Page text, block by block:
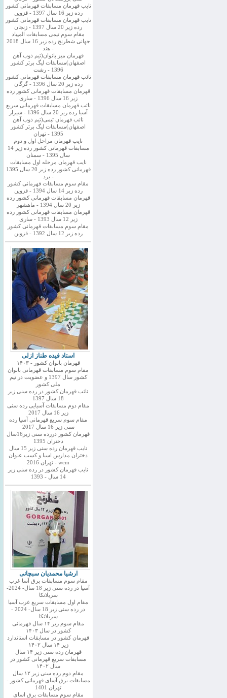
نایب قهرمان مسابقات قهرمانی کشور
رده زیر 16 سال 1397 - قزوین
نایب قهرمان مسابقات قهرمانی کشور
رده زیر 20 سال 1397 - زنجان
مقام سوم تیمی مسابقات المپیاد
جهانی شطرنج رده زیر 16 سال 2018
- هند
قهرمان میز بانوان(تیم ذوب آهن
اصفهان)مسابقات لیگ برتر کشور
1396 - رشت
نائب قهرمان مسابقات قهرمانی کشور
رده زیر 20 سال 1396 - گرگان
قهرمان مسابقات قهرمانی کشور رده
زیر 16 سال 1396 - ساری
نائب قهرمان مسابقات قهرمانی سریع
آسیا رده زیر 20 سال 1396 - شیراز
نائب قهرمان تیمی(تیم ذوب آهن
اصفهان)مسابقات لیگ برتر کشور
1395 - تهران
نایب قهرمان مراحل اول و دوم
مسابقات قهرمانی کشور رده زیر 14
سال 1395 - سمنان
نایب قهرمان مرحله اول مسابقات
قهرمانی کشور رده زیر 20 سال 1395
- یزد
مقام سوم مسابقات قهرمانی کشور
رده زیر 14 سال 1394 - قزوین
قهرمان مسابقات قهرمانی کشور رده
زیر 20 سال 1394 - ماهشهر
قهرمان مسابقات قهرمانی کشور رده
زیر 12 سال 1393 - ساری
مقام سوم مسابقات قهرمانی کشور
رده زیر 12 سال 1392 - قزوین
استاد فیده طناز ازلی
قهرمان بانوان کشور - ۱۴۰۳
مقام سوم مسابقات قهرمانی بانوان
کشور سال 1397 و عضویت در تیم
ملی کشور
نائب قهرمان کشور در رده سنی زیر
18 سال 1397
مقام دوم مسابقات آسیایی رده سنی
زیر 16 سال 2017
مقام سوم سریع قهرمانی آسیا رده
سنی زیر 16 سال 2017
قهرمان کشور دررده سنی زیر16سال
دختران 1395
نایب قهرمان رده سنی زیر 15 سال
دختران مدارس اسیا و کسب عنوان
wcm - تهران 2016
نایب قهرمان کشور در رده سنی زیر
14 سال - 1393
ارشیا محمدیان سبچانی
مقام سوم مسابقات برق آسا غرب
آسیا در رده سنی زیر 18 سال- 2024-
سریلانکا
مقام اول مسابقات سریع غرب آسیا
در رده سنی زیر 18 سال- 2024 -
سریلانکا
مقام سوم زیر ۱۴ سال قهرمانی
کشور در سال ۱۴۰۳
قهرمان کشور در مسابقات استاندارد
زیر ۱۴ سال ۱۴۰۲
قهرمان رده سنی زیر ۱۴ سال
مسابقات سریع قهرمانی کشور در
سال ۱۴۰۲
مقام دوم رده سنی زیر ۱۲ سال
مسابقات برق آسای قهرمانی کشور -
تهران 1401
مقام سوم مسابقات برق اسای